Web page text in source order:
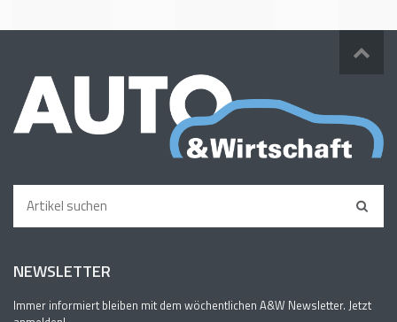
NEWSLETTER
Immer informiert bleiben mit dem wöchentlichen A&W Newsletter. Jetzt